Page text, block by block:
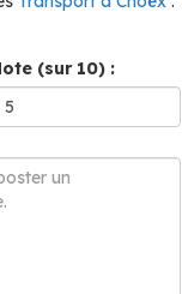
(sur 10) :